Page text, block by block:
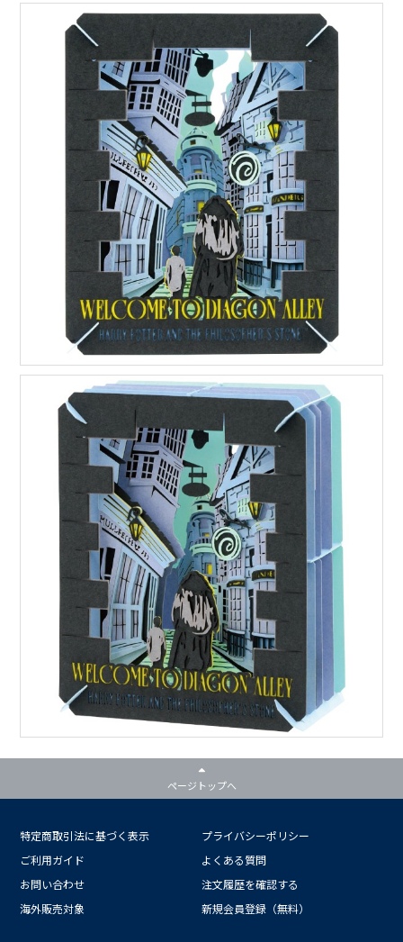
ページトップへ
特定商取引法に基づく表示
プライバシーポリシー
ご利用ガイド
よくある質問
お問い合わせ
注文履歴を確認する
海外販売対象
新規会員登録（無料）